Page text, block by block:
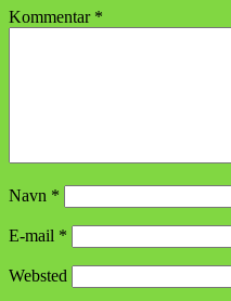
Kommentar *
Navn *
E-mail *
Websted